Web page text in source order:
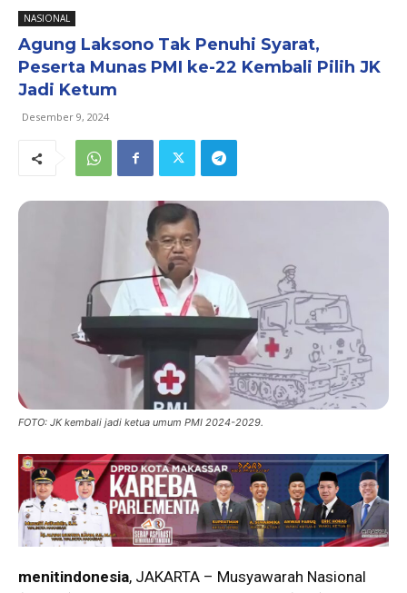
NASIONAL
Agung Laksono Tak Penuhi Syarat,
Peserta Munas PMI ke-22 Kembali Pilih JK
Jadi Ketum
Desember 9, 2024
FOTO: JK kembali jadi ketua umum PMI 2024-2029.
menitindonesia, JAKARTA – Musyawarah Nasional